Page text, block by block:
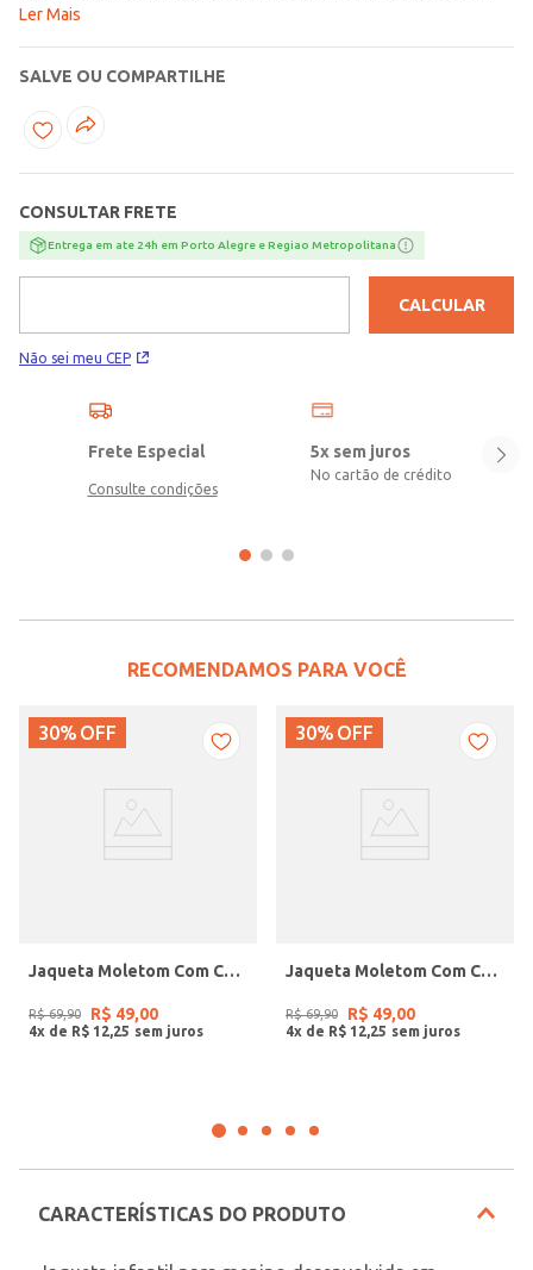
Possui capuz, mangas longas, fechamento frontal por zíper e
proporcionando versatilidade para criar diferentes combinações e
estilos em uma única peça. Uma opção confortável e estilosa, ideal
para complementar os looks infantis com muito aconchego e
Ler Mais
SALVE OU COMPARTILHE
CONSULTAR FRETE
Entrega em ate 24h em Porto Alegre e Regiao Metropolitana
Não sei meu CEP
CALCULAR
Frete Especial
Consulte condições
5x sem juros
No cartão de crédito
RECOMENDAMOS PARA VOCÊ
30% OFF
Jaqueta Moletom Com Capuz Juvenil Para Menina- BEGE
R$ 69,90 R$ 49,00
4x de R$ 12 25
30% OFF
Jaqueta Moletom Com Capuz Juvenil Para Menina- PINK
R$ 69,90 R$ 49,00
4x de R$ 12 25
CARACTERÍSTICAS DO PRODUTO